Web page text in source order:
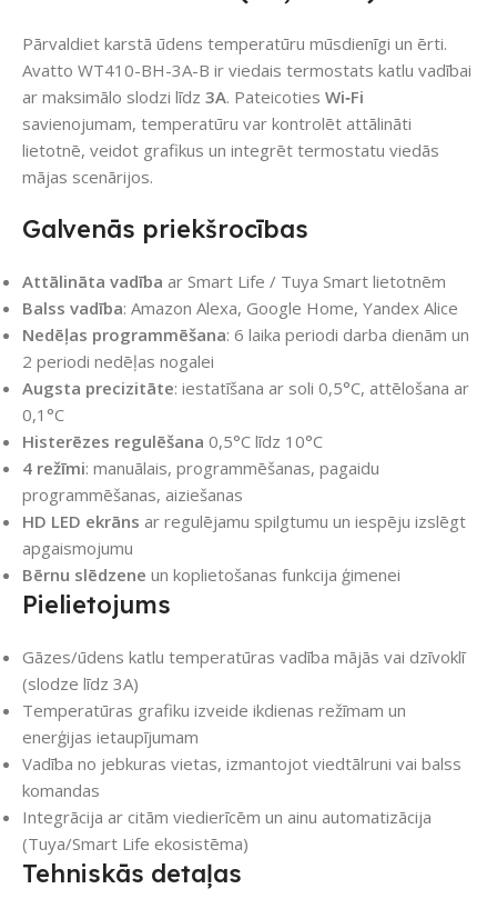
Pārvaldiet karstā ūdens temperatūru mūsdienīgi un ērti.
Avatto WT410-BH-3A-B ir viedais termostats katlu vadībai
ar maksimālo slodzi līdz 3A. Pateicoties Wi‑Fi
savienojumam, temperatūru var kontrolēt attālināti
lietotnē, veidot grafikus un integrēt termostatu viedās
mājas scenārijos.
Galvenās priekšrocības
Attālināta vadība ar Smart Life / Tuya Smart lietotnēm
Balss vadība: Amazon Alexa, Google Home, Yandex Alice
Nedēļas programmēšana: 6 laika periodi darba dienām un
2 periodi nedēļas nogalei
Augsta precizitāte: iestatīšana ar soli 0,5°C, attēlošana ar
0,1°C
Histerēzes regulēšana 0,5°C līdz 10°C
4 režīmi: manuālais, programmēšanas, pagaidu
programmēšanas, aiziešanas
HD LED ekrāns ar regulējamu spilgtumu un iespēju izslēgt
apgaismojumu
Bērnu slēdzene un koplietošanas funkcija ģimenei
Pielietojums
Gāzes/ūdens katlu temperatūras vadība mājās vai dzīvoklī
(slodze līdz 3A)
Temperatūras grafiku izveide ikdienas režīmam un
enerģijas ietaupījumam
Vadība no jebkuras vietas, izmantojot viedtālruni vai balss
komandas
Integrācija ar citām viedierīcēm un ainu automatizācija
(Tuya/Smart Life ekosistēma)
Tehniskās detaļas